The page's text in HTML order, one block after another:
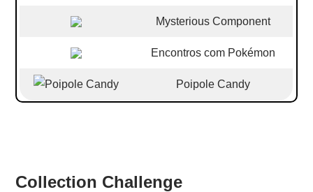
Mysterious Component
Encontros com Pokémon
Poipole Candy
Collection Challenge